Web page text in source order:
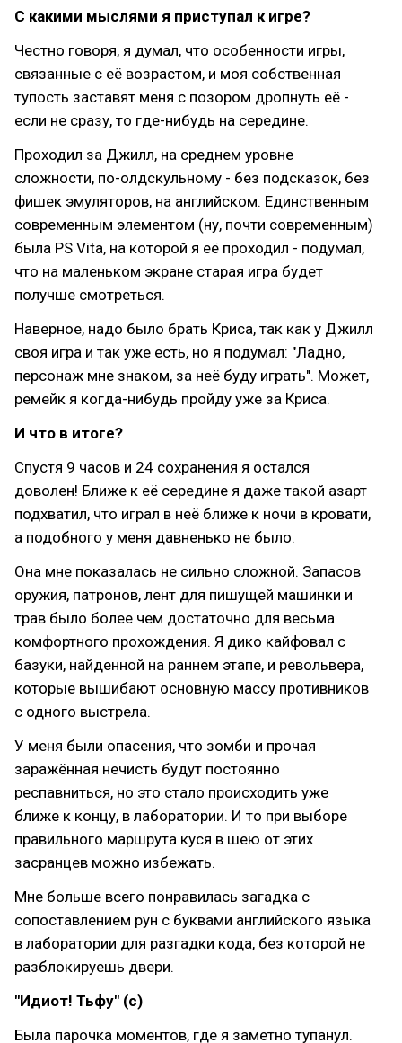
С какими мыслями я приступал к игре?
Честно говоря, я думал, что особенности игры,
связанные с её возрастом, и моя собственная
тупость заставят меня с позором дропнуть её -
если не сразу, то где-нибудь на середине.
Проходил за Джилл, на среднем уровне
сложности, по-олдскульному - без подсказок, без
фишек эмуляторов, на английском. Единственным
современным элементом (ну, почти современным)
была PS Vita, на которой я её проходил - подумал,
что на маленьком экране старая игра будет
получше смотреться.
Наверное, надо было брать Криса, так как у Джилл
своя игра и так уже есть, но я подумал: "Ладно,
персонаж мне знаком, за неё буду играть". Может,
ремейк я когда-нибудь пройду уже за Криса.
И что в итоге?
Спустя 9 часов и 24 сохранения я остался
доволен! Ближе к её середине я даже такой азарт
подхватил, что играл в неё ближе к ночи в кровати,
а подобного у меня давненько не было.
Она мне показалась не сильно сложной. Запасов
оружия, патронов, лент для пишущей машинки и
трав было более чем достаточно для весьма
комфортного прохождения. Я дико кайфовал с
базуки, найденной на раннем этапе, и револьвера,
которые вышибают основную массу противников
с одного выстрела.
У меня были опасения, что зомби и прочая
заражённая нечисть будут постоянно
респавниться, но это стало происходить уже
ближе к концу, в лаборатории. И то при выборе
правильного маршрута куся в шею от этих
засранцев можно избежать.
Мне больше всего понравилась загадка с
сопоставлением рун с буквами английского языка
в лаборатории для разгадки кода, без которой не
разблокируешь двери.
"Идиот! Тьфу" (с)
Была парочка моментов, где я заметно тупанул.